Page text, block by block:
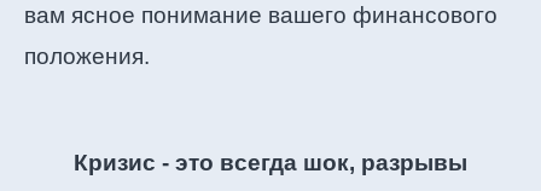
вам ясное понимание вашего финансового
положения.
Кризис - это всегда шок, разрывы